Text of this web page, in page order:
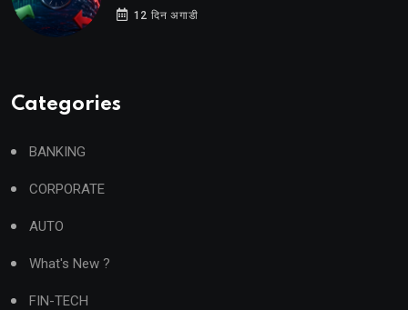
12 दिन अगाडी
Categories
BANKING
CORPORATE
AUTO
What's New ?
FIN-TECH